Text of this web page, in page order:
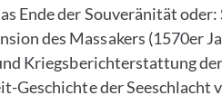
Ende der Souveränität
des Massakers (1570er
Kriegsberichterstattung
Geschichte der Seeschlacht